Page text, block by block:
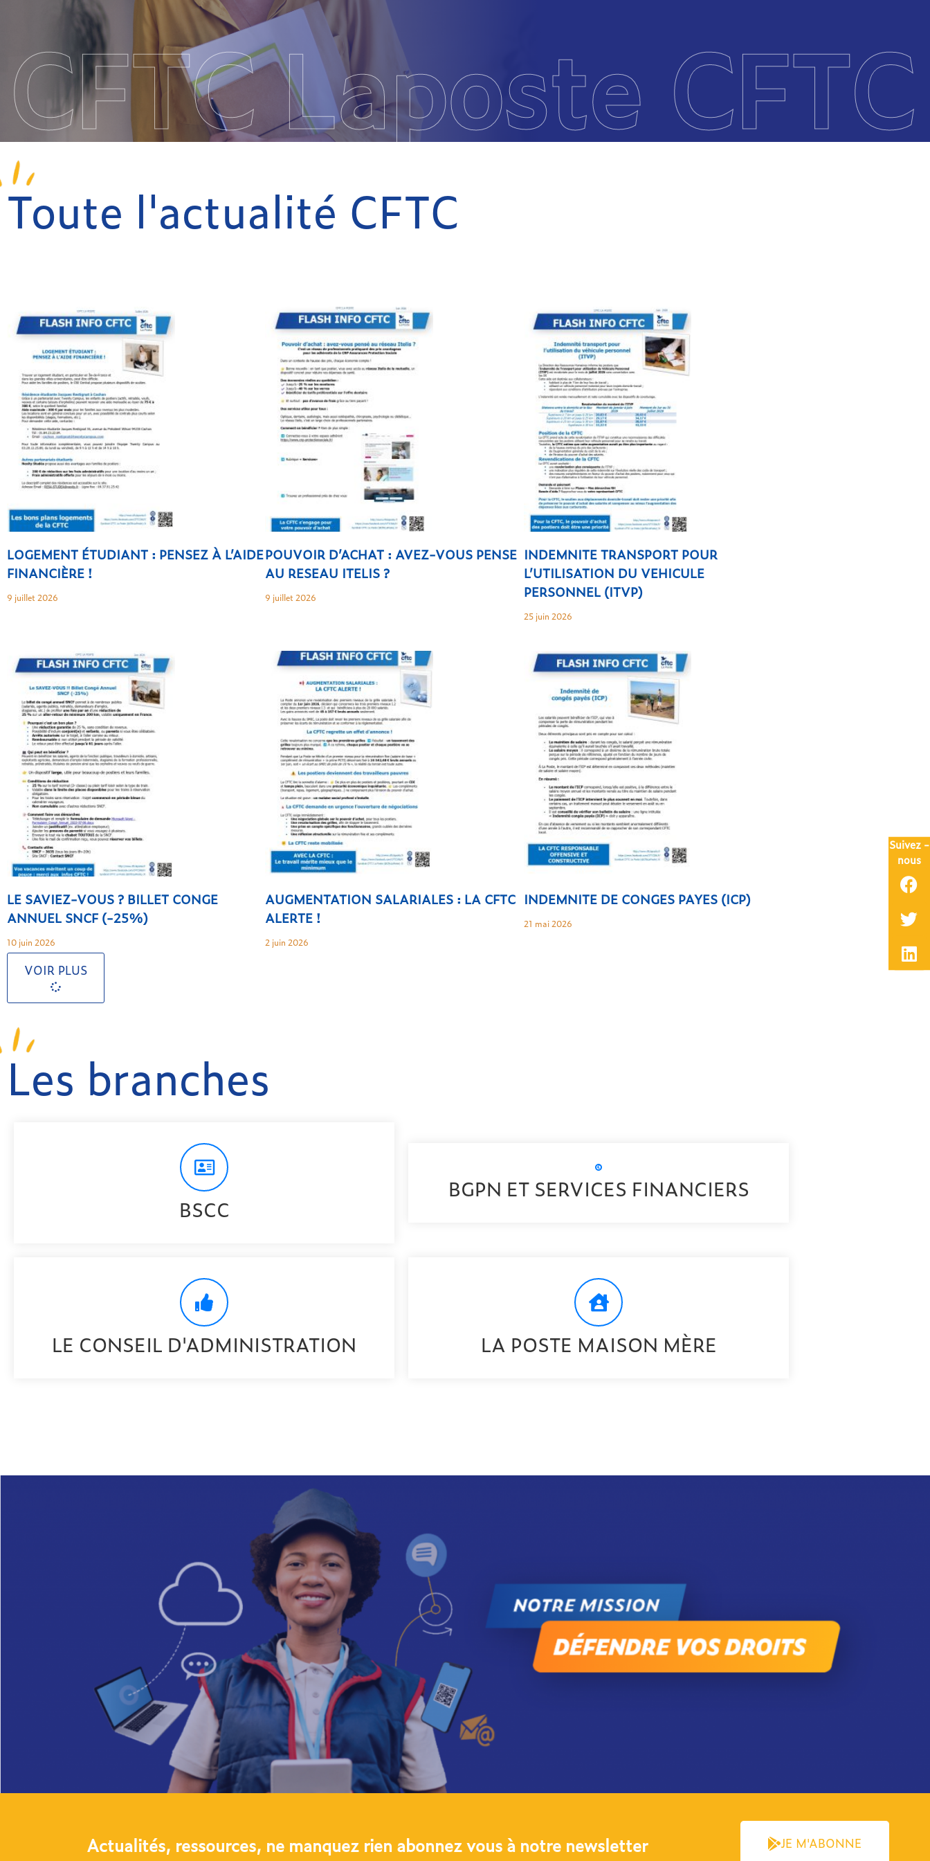
CFTC Laposte
Suivez -
nous
Toute l'actualité CFTC
LOGEMENT ÉTUDIANT : PENSEZ À L’AIDE
FINANCIÈRE !
9 juillet 2026
POUVOIR D’ACHAT : AVEZ-VOUS PENSE
AU RESEAU ITELIS ?
9 juillet 2026
INDEMNITE TRANSPORT POUR
L’UTILISATION DU VEHICULE
PERSONNEL (ITVP)
25 juin 2026
LE SAVIEZ-VOUS ? BILLET CONGE
ANNUEL SNCF (-25%)
10 juin 2026
AUGMENTATION SALARIALES : LA CFTC
ALERTE !
2 juin 2026
INDEMNITE DE CONGES PAYES (ICP)
21 mai 2026
VOIR PLUS
Les branches
BSCC
BGPN ET SERVICES FINANCIERS
LE CONSEIL D'ADMINISTRATION LA POSTE MAISON MÈRE
Actualités, ressources, ne manquez rien abonnez vous à notre newsletter​ JE M'ABONNE